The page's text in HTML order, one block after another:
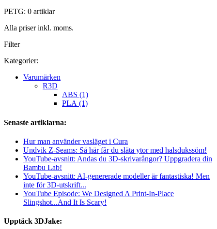
PETG: 0 artiklar
Alla priser inkl. moms.
Filter
Kategorier:
Varumärken
R3D
ABS (1)
PLA (1)
Senaste artiklarna:
Hur man använder vasläget i Cura
Undvik Z-Seams: Så här får du släta ytor med halsdukssöm!
YouTube-avsnitt: Andas du 3D-skrivarångor? Uppgradera din
Bambu Lab!
YouTube-avsnitt: AI-genererade modeller är fantastiska! Men
inte för 3D-utskrift...
YouTube Episode: We Designed A Print-In-Place
Slingshot...And It Is Scary!
Upptäck 3DJake: